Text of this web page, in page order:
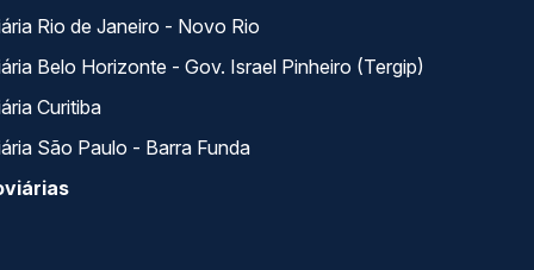
Rio de Janeiro - Novo Rio
Belo Horizonte - Gov. Israel Pinheiro (Tergip)
Curitiba
São Paulo - Barra Funda